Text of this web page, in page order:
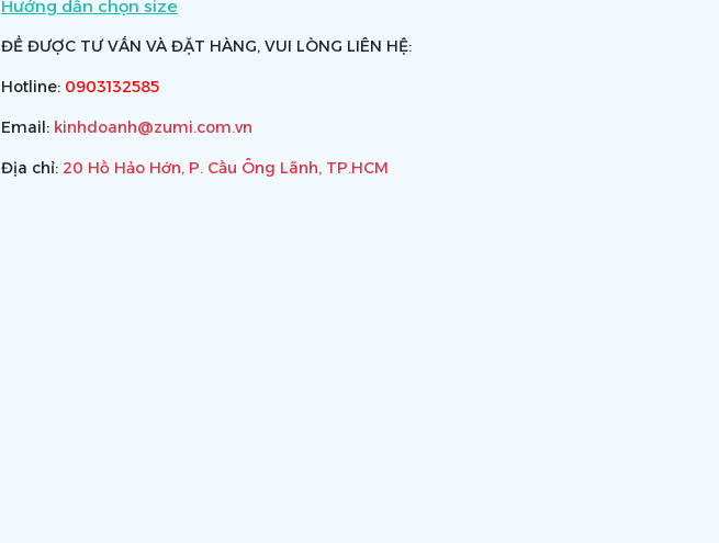
Hướng dẫn chọn size
ĐỂ ĐƯỢC TƯ VẤN VÀ ĐẶT HÀNG, VUI LÒNG LIÊN HỆ:
Hotline: 0903132585
Email: kinhdoanh@zumi.com.vn
Địa chỉ: 20 Hồ Hảo Hớn, P. Cầu Ông Lãnh, TP.HCM